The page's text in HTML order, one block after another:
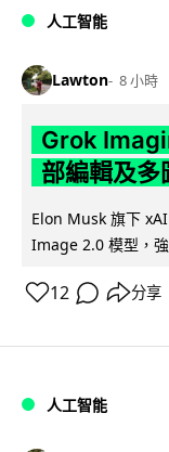
人工智能
Lawton 8 小時
Grok
部編輯及多
Elon Musk 旗下
Image 2.0 模型，
12 分享
人工智能